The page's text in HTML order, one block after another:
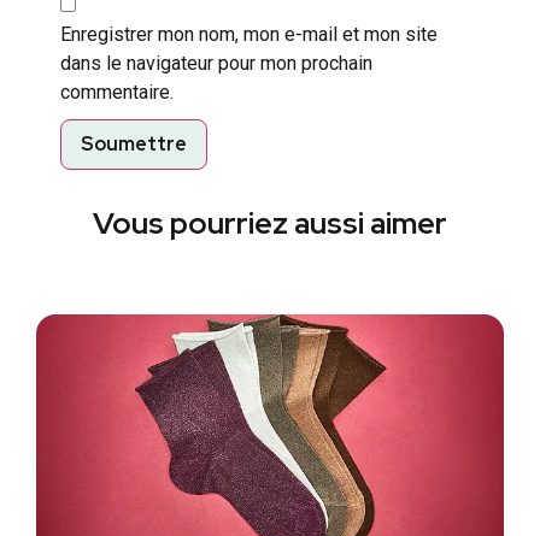
Enregistrer mon nom, mon e-mail et mon site
dans le navigateur pour mon prochain
commentaire.
Vous pourriez aussi aimer